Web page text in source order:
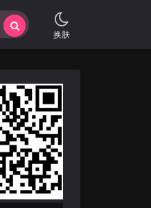
换肤